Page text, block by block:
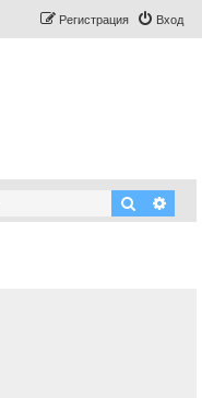
Вход
Регистрация
Поиск